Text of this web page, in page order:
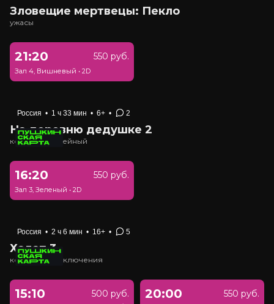
Зловещие мертвецы: Пекло
ужасы
21:20 550 руб.
Зал 4, Вишневый • 2D
Россия • 1 ч 33 мин • 6+ • 2
На деревню дедушке 2
комедия, семейный
16:20 550 руб.
Зал 3, Зеленый • 2D
Россия • 2 ч 6 мин • 16+ • 5
Холоп 3
комедия, приключения
15:10 500 руб. 20:00 550 руб.